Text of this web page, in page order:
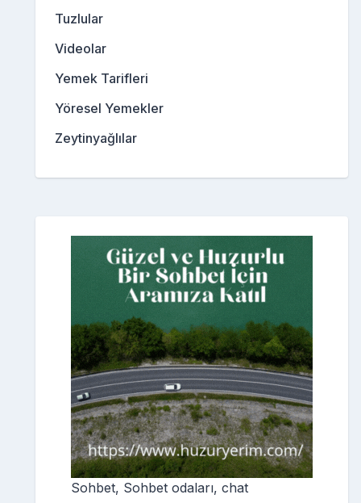
Tuzlular
Videolar
Yemek Tarifleri
Yöresel Yemekler
Zeytinyağlılar
Sohbet, Sohbet odaları, chat